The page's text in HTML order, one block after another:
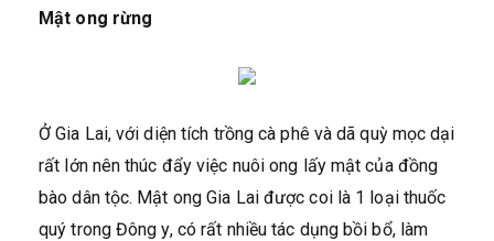
Mật ong rừng
Ở Gia Lai, với diện tích trồng cà phê và dã quỳ mọc dại
rất lớn nên thúc đẩy việc nuôi ong lấy mật của đồng
bào dân tộc. Mật ong Gia Lai được coi là 1 loại thuốc
quý trong Đông y, có rất nhiều tác dụng bồi bổ, làm